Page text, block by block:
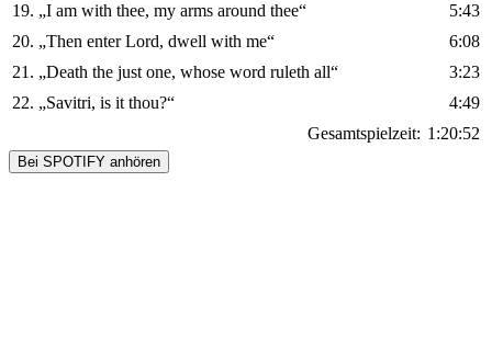
19. „I am with thee, my arms around thee“
5:43
20. „Then enter Lord, dwell with me“
6:08
21. „Death the just one, whose word ruleth all“
3:23
22. „Savitri, is it thou?“
4:49
Gesamtspielzeit: 1:20:52
Bei SPOTIFY anhören